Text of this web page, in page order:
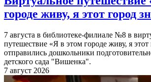
городе живу, я этот город
7 августа в библиотеке-филиале №8 в
путешествие «Я в этом городе живу, я
отправились дошкольники
детского сада "Вишенка".
7 август 2026